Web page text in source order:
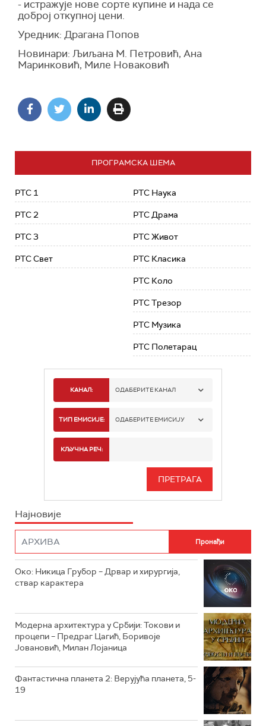
- истражује нове сорте купине и нада се
доброј откупној цени.
Уредник: Драгана Попов
Новинари: Љиљана М. Петровић, Ана
Маринковић, Миле Новаковић
ПРОГРАМСКА ШЕМА
РТС 1
РТС 2
РТС 3
РТС Свет
РТС Наука
РТС Драма
РТС Живот
РТС Класика
РТС Коло
РТС Трезор
РТС Музика
РТС Полетарац
КАНАЛ: ОДАБЕРИТЕ КАНАЛ
РТС 1
РТС 3
РТС ЖИВОТ
РТС КОЛО
ТИП ЕМИСИЈЕ: ОДАБЕРИТЕ ЕМИСИЈУ
ИНФО
КЉУЧНА РЕЧ:
Најновије
Око: Никица Грубор – Дрвар и хирургија,
ствар карактера
Модерна архитектура у Србији: Токови и
процепи – Предраг Цагић, Боривоје
Јовановић, Милан Лојаница
Фантастична планета 2: Верујућа планета, 5-
19